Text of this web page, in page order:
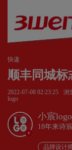
快递
顺丰同城标
2022-07-08 02:23:25 浏
logo
v
小宸
18年来诗
品牌设计